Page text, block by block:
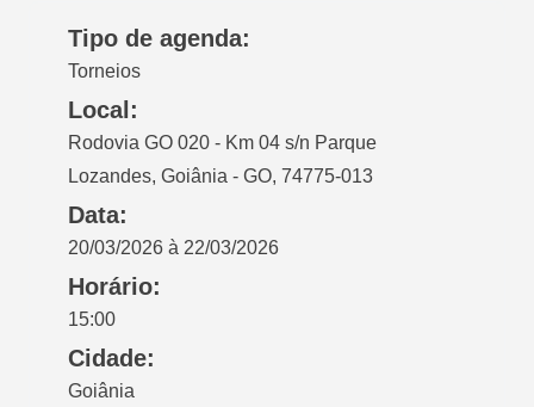
Tipo de agenda:
Torneios
Local:
Rodovia GO 020 - Km 04 s/n Parque
Lozandes, Goiânia - GO, 74775-013
Data:
20/03/2026 à 22/03/2026
Horário:
15:00
Cidade:
Goiânia